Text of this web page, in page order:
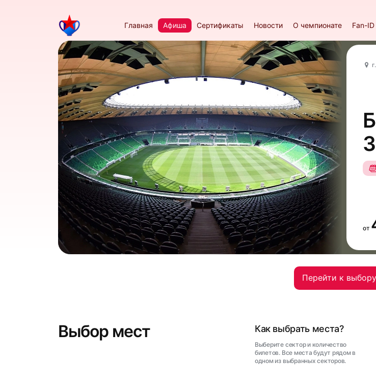
Главная Афиша Сертификаты Новости О чемпионате Fan-ID
от
Перейти к выбору
Выбор мест Как выбрать места?
Выберите сектор и количество
билетов. Все места будут рядом в
одном из выбранных секторов.